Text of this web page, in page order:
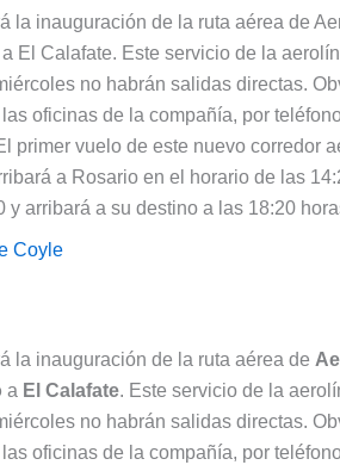
la inauguración de la ruta aérea de
El Calafate. Este servicio de la
no habrán salidas directas.
oficinas de la compañía, por
primer vuelo de este nuevo corredor
a Rosario en el horario de las
arribará a su destino a las 18:20
Coyle
la inauguración de la ruta aérea de
a El Calafate. Este servicio de la
no habrán salidas directas.
oficinas de la compañía, por